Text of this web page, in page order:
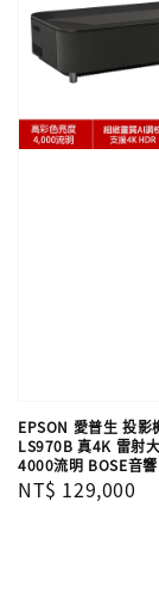
EPSON 愛普生 投影
LS970B 真4K 雷射
4000流明 BOSE音
Regular
NT$ 129,000